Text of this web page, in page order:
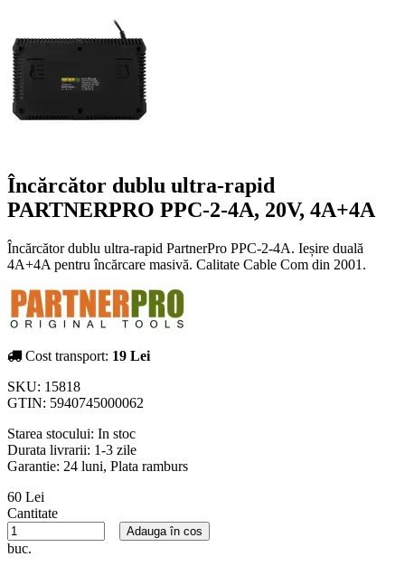
Încărcător dublu ultra-rapid
PARTNERPRO PPC-2-4A, 20V, 4A+4A
Încărcător dublu ultra-rapid PartnerPro PPC-2-4A. Ieșire duală
4A+4A pentru încărcare masivă. Calitate Cable Com din 2001.
Cost transport: 19 Lei
SKU: 15818
GTIN: 5940745000062
Starea stocului: In stoc
Durata livrarii: 1-3 zile
Garantie: 24 luni, Plata ramburs
60 Lei
Cantitate
buc.
Adauga în cos